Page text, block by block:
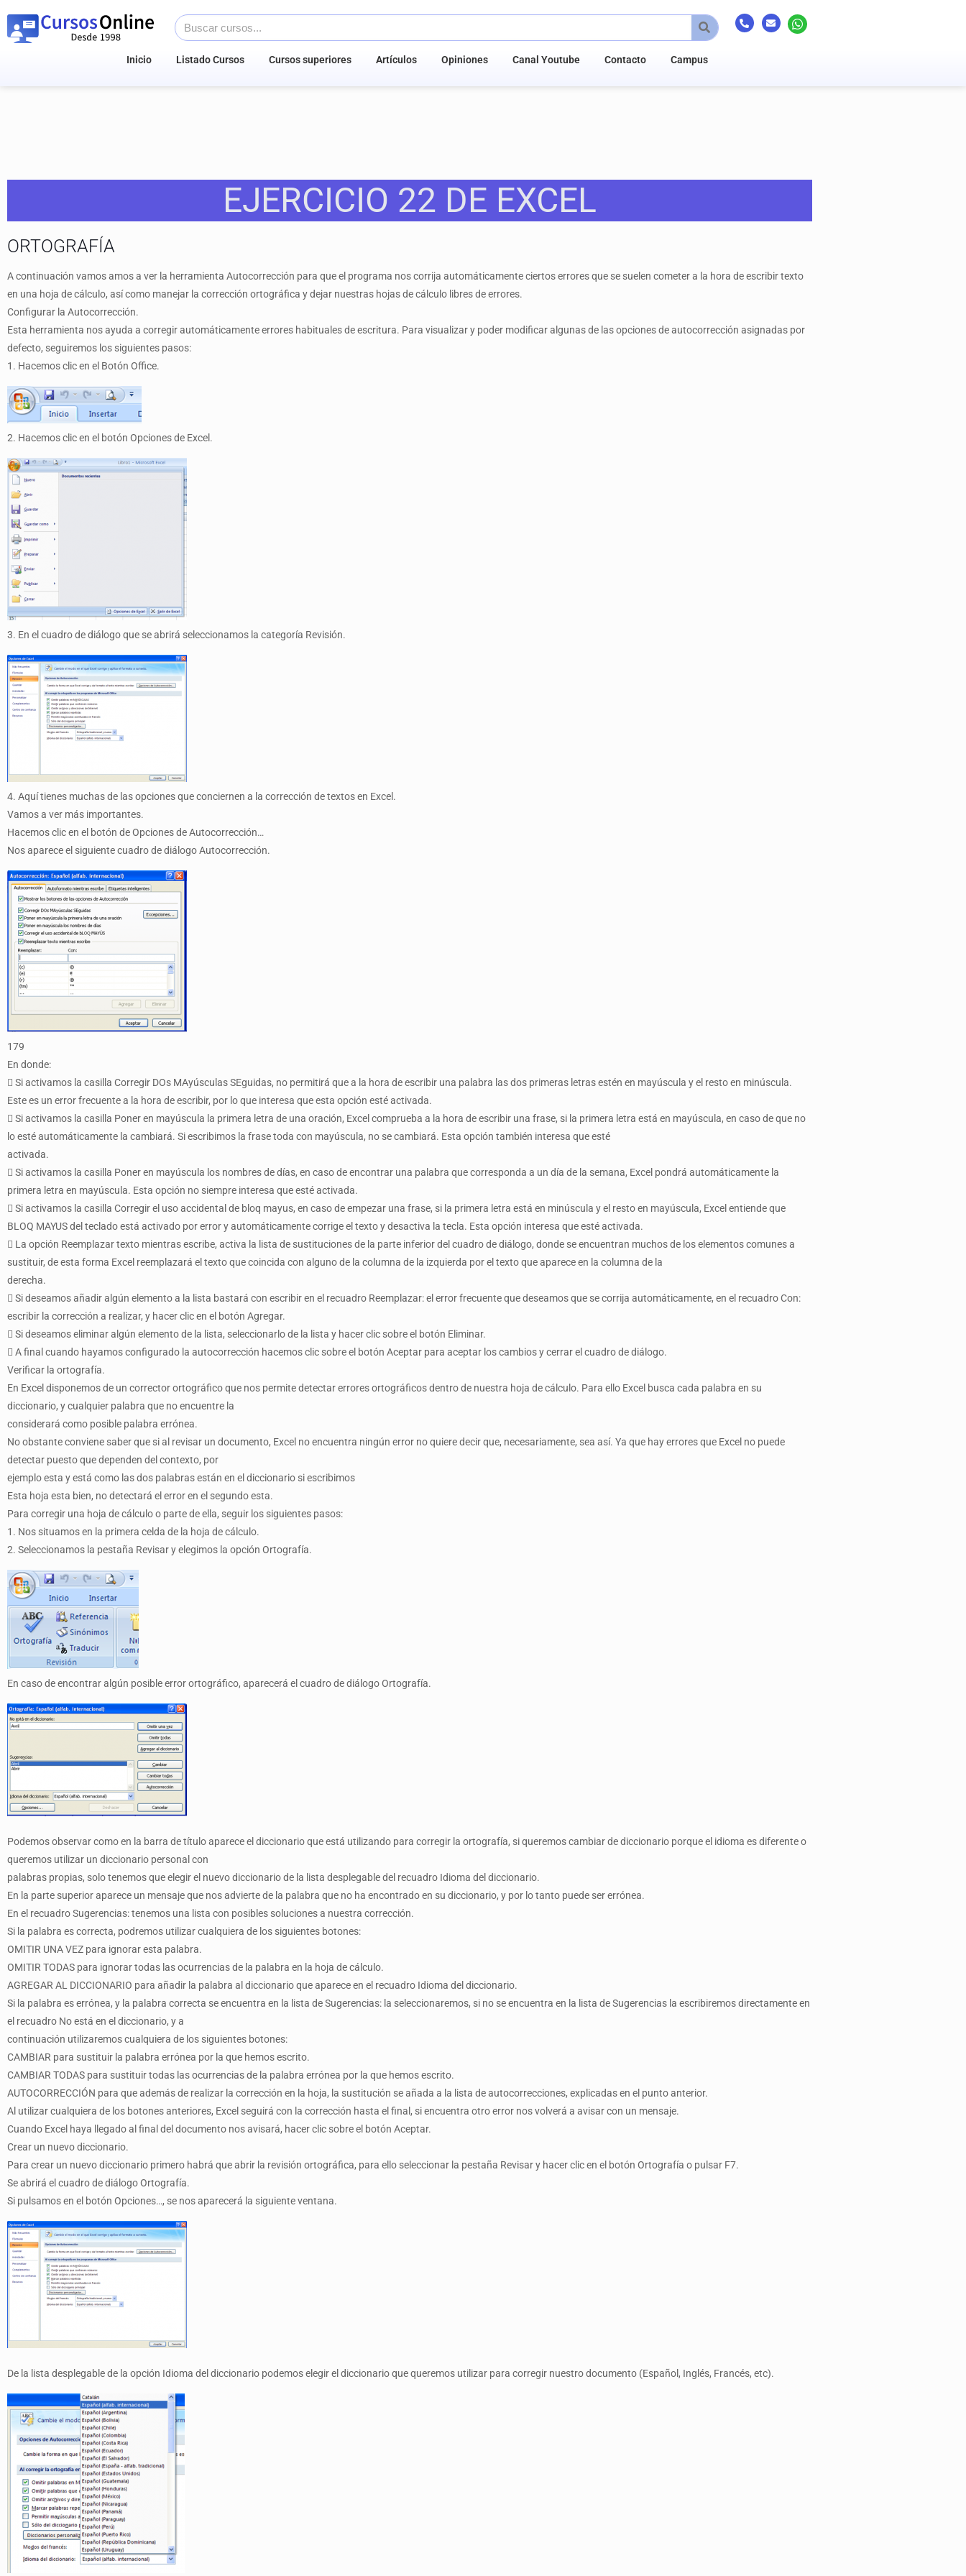
Inicio Listado Cursos Cursos superiores Artículos Opiniones Canal Youtube Contacto Campus
EJERCICIO 22 DE EXCEL
ORTOGRAFÍA
A continuación vamos amos a ver la herramienta Autocorrección para que el programa nos corrija automáticamente ciertos errores que se suelen cometer a la hora de escribir texto
en una hoja de cálculo, así como manejar la corrección ortográfica y dejar nuestras hojas de cálculo libres de errores.
Configurar la Autocorrección.
Esta herramienta nos ayuda a corregir automáticamente errores habituales de escritura. Para visualizar y poder modificar algunas de las opciones de autocorrección asignadas por
defecto, seguiremos los siguientes pasos:
1. Hacemos clic en el Botón Office.
2. Hacemos clic en el botón Opciones de Excel.
3. En el cuadro de diálogo que se abrirá seleccionamos la categoría Revisión.
4. Aquí tienes muchas de las opciones que conciernen a la corrección de textos en Excel.
Vamos a ver más importantes.
Hacemos clic en el botón de Opciones de Autocorrección…
Nos aparece el siguiente cuadro de diálogo Autocorrección.
179
En donde:
 Si activamos la casilla Corregir DOs MAyúsculas SEguidas, no permitirá que a la hora de escribir una palabra las dos primeras letras estén en mayúscula y el resto en minúscula.
Este es un error frecuente a la hora de escribir, por lo que interesa que esta opción esté activada.
 Si activamos la casilla Poner en mayúscula la primera letra de una oración, Excel comprueba a la hora de escribir una frase, si la primera letra está en mayúscula, en caso de que no
lo esté automáticamente la cambiará. Si escribimos la frase toda con mayúscula, no se cambiará. Esta opción también interesa que esté
activada.
 Si activamos la casilla Poner en mayúscula los nombres de días, en caso de encontrar una palabra que corresponda a un día de la semana, Excel pondrá automáticamente la
primera letra en mayúscula. Esta opción no siempre interesa que esté activada.
 Si activamos la casilla Corregir el uso accidental de bloq mayus, en caso de empezar una frase, si la primera letra está en minúscula y el resto en mayúscula, Excel entiende que
BLOQ MAYUS del teclado está activado por error y automáticamente corrige el texto y desactiva la tecla. Esta opción interesa que esté activada.
 La opción Reemplazar texto mientras escribe, activa la lista de sustituciones de la parte inferior del cuadro de diálogo, donde se encuentran muchos de los elementos comunes a
sustituir, de esta forma Excel reemplazará el texto que coincida con alguno de la columna de la izquierda por el texto que aparece en la columna de la
derecha.
 Si deseamos añadir algún elemento a la lista bastará con escribir en el recuadro Reemplazar: el error frecuente que deseamos que se corrija automáticamente, en el recuadro Con:
escribir la corrección a realizar, y hacer clic en el botón Agregar.
 Si deseamos eliminar algún elemento de la lista, seleccionarlo de la lista y hacer clic sobre el botón Eliminar.
 A final cuando hayamos configurado la autocorrección hacemos clic sobre el botón Aceptar para aceptar los cambios y cerrar el cuadro de diálogo.
Verificar la ortografía.
En Excel disponemos de un corrector ortográfico que nos permite detectar errores ortográficos dentro de nuestra hoja de cálculo. Para ello Excel busca cada palabra en su
diccionario, y cualquier palabra que no encuentre la
considerará como posible palabra errónea.
No obstante conviene saber que si al revisar un documento, Excel no encuentra ningún error no quiere decir que, necesariamente, sea así. Ya que hay errores que Excel no puede
detectar puesto que dependen del contexto, por
ejemplo esta y está como las dos palabras están en el diccionario si escribimos
Esta hoja esta bien, no detectará el error en el segundo esta.
Para corregir una hoja de cálculo o parte de ella, seguir los siguientes pasos:
1. Nos situamos en la primera celda de la hoja de cálculo.
2. Seleccionamos la pestaña Revisar y elegimos la opción Ortografía.
En caso de encontrar algún posible error ortográfico, aparecerá el cuadro de diálogo Ortografía.
Podemos observar como en la barra de título aparece el diccionario que está utilizando para corregir la ortografía, si queremos cambiar de diccionario porque el idioma es diferente o
queremos utilizar un diccionario personal con
palabras propias, solo tenemos que elegir el nuevo diccionario de la lista desplegable del recuadro Idioma del diccionario.
En la parte superior aparece un mensaje que nos advierte de la palabra que no ha encontrado en su diccionario, y por lo tanto puede ser errónea.
En el recuadro Sugerencias: tenemos una lista con posibles soluciones a nuestra corrección.
Si la palabra es correcta, podremos utilizar cualquiera de los siguientes botones:
OMITIR UNA VEZ para ignorar esta palabra.
OMITIR TODAS para ignorar todas las ocurrencias de la palabra en la hoja de cálculo.
AGREGAR AL DICCIONARIO para añadir la palabra al diccionario que aparece en el recuadro Idioma del diccionario.
Si la palabra es errónea, y la palabra correcta se encuentra en la lista de Sugerencias: la seleccionaremos, si no se encuentra en la lista de Sugerencias la escribiremos directamente en
el recuadro No está en el diccionario, y a
continuación utilizaremos cualquiera de los siguientes botones:
CAMBIAR para sustituir la palabra errónea por la que hemos escrito.
CAMBIAR TODAS para sustituir todas las ocurrencias de la palabra errónea por la que hemos escrito.
AUTOCORRECCIÓN para que además de realizar la corrección en la hoja, la sustitución se añada a la lista de autocorrecciones, explicadas en el punto anterior.
Al utilizar cualquiera de los botones anteriores, Excel seguirá con la corrección hasta el final, si encuentra otro error nos volverá a avisar con un mensaje.
Cuando Excel haya llegado al final del documento nos avisará, hacer clic sobre el botón Aceptar.
Crear un nuevo diccionario.
Para crear un nuevo diccionario primero habrá que abrir la revisión ortográfica, para ello seleccionar la pestaña Revisar y hacer clic en el botón Ortografía o pulsar F7.
Se abrirá el cuadro de diálogo Ortografía.
Si pulsamos en el botón Opciones…, se nos aparecerá la siguiente ventana.
De la lista desplegable de la opción Idioma del diccionario podemos elegir el diccionario que queremos utilizar para corregir nuestro documento (Español, Inglés, Francés, etc).